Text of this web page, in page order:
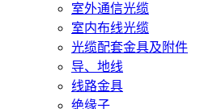
室外通信光缆
室内布线光缆
光缆配套金具及附件
导、地线
线路金具
绝缘子